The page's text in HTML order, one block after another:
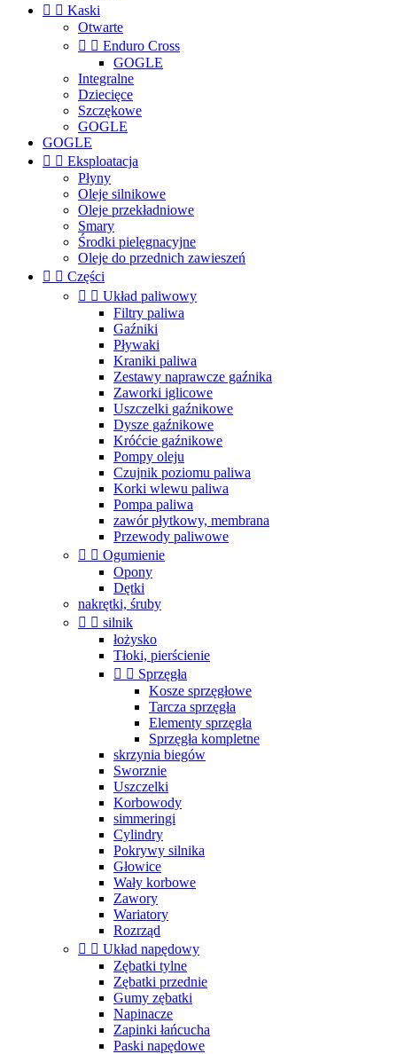
  Kaski
Otwarte
  Enduro Cross
GOGLE
Integralne
Dziecięce
Szczękowe
GOGLE
GOGLE
  Eksploatacja
Płyny
Oleje silnikowe
Oleje przekładniowe
Smary
Środki pielęgnacyjne
Oleje do przednich zawieszeń
  Części
  Układ paliwowy
Filtry paliwa
Gaźniki
Pływaki
Kraniki paliwa
Zestawy naprawcze gaźnika
Zaworki iglicowe
Uszczelki gaźnikowe
Dysze gaźnikowe
Króćcie gaźnikowe
Pompy oleju
Czujnik poziomu paliwa
Korki wlewu paliwa
Pompa paliwa
zawór płytkowy, membrana
Przewody paliwowe
  Ogumienie
Opony
Dętki
nakrętki, śruby
  silnik
łożysko
Tłoki, pierścienie
  Sprzęgła
Kosze sprzęgłowe
Tarcza sprzęgła
Elementy sprzęgła
Sprzęgła kompletne
skrzynia biegów
Sworznie
Uszczelki
Korbowody
simmeringi
Cylindry
Pokrywy silnika
Głowice
Wały korbowe
Zawory
Wariatory
Rozrząd
  Układ napędowy
Zębatki tylne
Zębatki przednie
Gumy zębatki
Napinacze
Zapinki łańcucha
Paski napędowe